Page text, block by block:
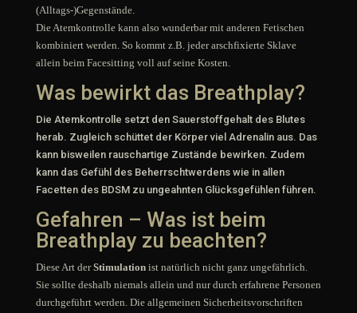
(Alltags-)Gegenstände.
Die Atemkontrolle kann also wunderbar mit anderen Fetischen
kombiniert werden. So kommt z.B. jeder arschfixierte Sklave
allein beim Facesitting voll auf seine Kosten.
Was bewirkt das Breathplay?
Die Atemkontrolle setzt den Sauerstoffgehalt des Blutes
herab. Zugleich schüttet der Körper viel Adrenalin aus. Das
kann bisweilen rauschartige Zustände bewirken. Zudem
kann das Gefühl des Beherrschtwerdens wie in allen
Facetten des BDSM zu ungeahnten Glücksgefühlen führen.
Gefahren – Was ist beim
Breathplay zu beachten?
Diese Art derStimulationist natürlich nicht ganz ungefährlich.
Sie sollte deshalb niemals allein und nur durch erfahrene Personen
durchgeführt werden. Die allgemeinen Sicherheitsvorschriften